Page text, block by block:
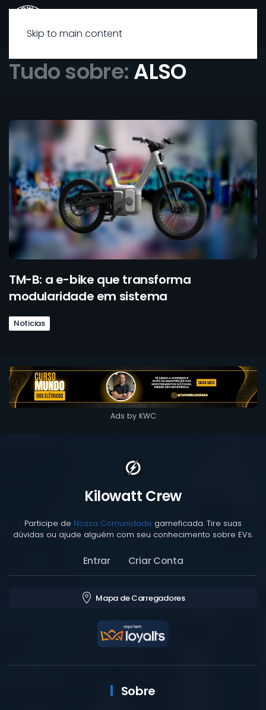
Skip to main content
Tudo sobre: ALSO
TM-B: a e-bike que transforma
modularidade em sistema
Noticias
Ads by KWC
Kilowatt Crew
Participe de Nossa Comunidade gameficada. Tire suas
dúvidas ou ajude alguém com seu conhecimento sobre EVs.
Entrar Criar Conta
Mapa de Carregadores
Sobre